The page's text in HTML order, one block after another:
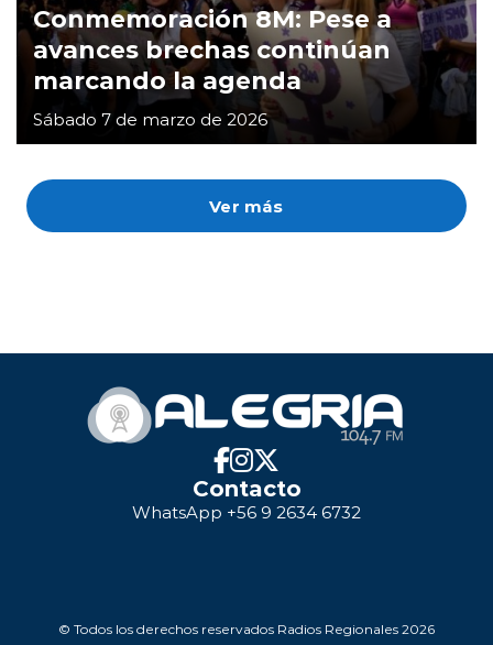
Ver más
Conmemoración 8M: Pese a
avances brechas continúan
marcando la agenda
Sábado 7 de marzo de 2026
Contacto
WhatsApp +56 9 2634 6732
© Todos los derechos reservados Radios Regionales 2026